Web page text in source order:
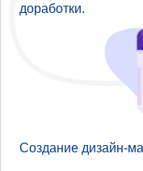
доработки.
Создание дизайн-